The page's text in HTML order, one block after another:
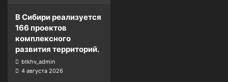
В Сибири реализуется
166 проектов
комплексного
развития территорий.
btkhv_admin
4 августа 2026